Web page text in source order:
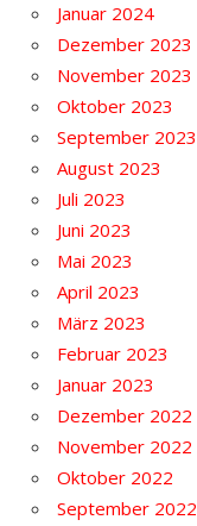
Januar 2024
Dezember 2023
November 2023
Oktober 2023
September 2023
August 2023
Juli 2023
Juni 2023
Mai 2023
April 2023
März 2023
Februar 2023
Januar 2023
Dezember 2022
November 2022
Oktober 2022
September 2022